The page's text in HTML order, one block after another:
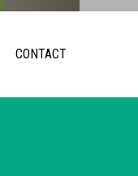
CONTACT